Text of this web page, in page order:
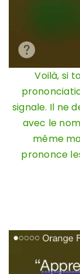
Voilà, si
signale. Il ne
avec le
même
prononce